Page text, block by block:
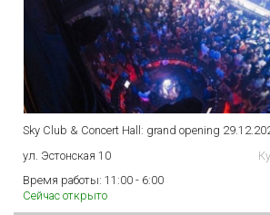
Sky Club & Concert Hall: grand opening
ул. Эстонская 10
Время работы: 11:00 - 6:00
Сейчас открыто